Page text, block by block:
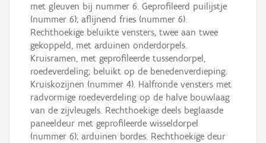
met gleuven bij nummer 6. Geprofileerd puilijstje
(nummer 6); aflijnend fries (nummer 6).
Rechthoekige beluikte vensters, twee aan twee
gekoppeld, met arduinen onderdorpels.
Kruisramen, met geprofileerde tussendorpel,
roedeverdeling; beluikt op de benedenverdieping.
Kruiskozijnen (nummer 4). Halfronde vensters met
radvormige roedeverdeling op de halve bouwlaag
van de zijvleugels. Rechthoekige deels beglaasde
paneeldeur met geprofileerde wisseldorpel
(nummer 6); arduinen bordes. Rechthoekige deur